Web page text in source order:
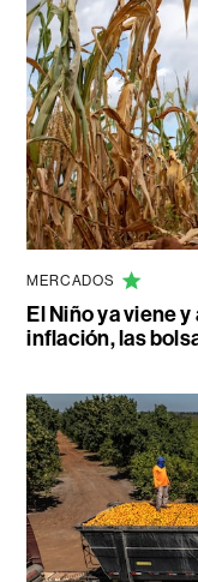
MERCADOS
El Niño ya viene
inflación, las